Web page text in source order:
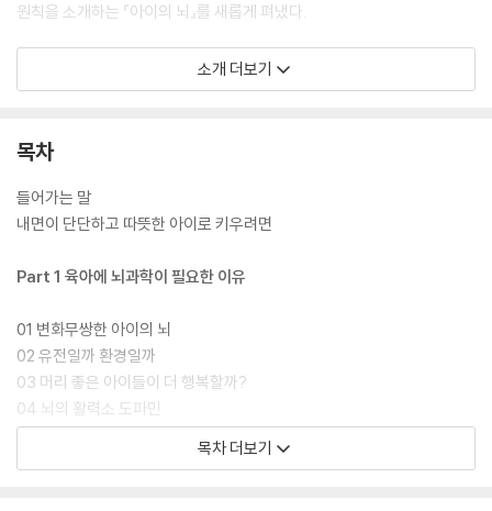
원칙을 소개하는 『아이의 뇌』를 새롭게 펴냈다.
인간은 뇌의 기능을 30% 정도만 가지고 태어난다. 생명을 유지하기 위한
능력만 갖추고 있는 셈이다. 어린아이들의 뇌는 이른바 결정적 시기라 불
게 되는데, 이 연결이 활성화되는 부위가 연령에 따라 다르다. 만 3세까지
에서 주로 관장하는 것은 감정적이고 감각적인 영역이다. 다시 말해 만 3
세 이전에는 논리와 이성, 합리적인 사고와 학습 같은 영역은 길러낼 수 없
발달, 교감과 애착을 통해 형성되는 감정의 발달이 매우 중요하다.
이 책은 뇌 발달의 결정적 시기에 맞추어 사고력, 공감력, 실행력을 고루 성
장시킬 수 있는 실질적이고 구체적인 양육 지침이 담겨 있다. 김붕년 교수
는 30여 년 동안 발달뇌과학자로 살아온 학자의 통찰력과 두 아이를 키워
낸 아빠의 경험을 넘나들며 때로는 날카롭게, 때로는 따뜻하게 진심 어린
조언을 건넨다.
소개 더보기
목차
들어가는 말
내면이 단단하고 따뜻한 아이로 키우려면
Part 1 육아에 뇌과학이 필요한 이유
01 변화무쌍한 아이의 뇌
02 유전일까 환경일까
03 머리 좋은 아이들이 더 행복할까?
04 뇌의 활력소 도파민
05 뇌의 쉼터 세로토닌
06 뇌 속의 경보 시스템 아드레날린
목차 더보기